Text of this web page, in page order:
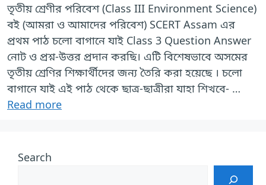
তৃতীয় শ্রেণীর পরিবেশ (Class III Environment Science)
বই (আমরা ও আমাদের পরিবেশ) SCERT Assam এর
প্রথম পাঠ চলো বাগানে যাই Class 3 Question Answer
নোট ও প্রশ্ন-উত্তর প্রদান করছি। এটি বিশেষভাবে অসমের
তৃতীয় শ্রেণির শিক্ষার্থীদের জন্য তৈরি করা হয়েছে । চলো
বাগানে যাই এই পাঠ থেকে ছাত্র-ছাত্রীরা যাহা শিখবে- …
Read more
Search